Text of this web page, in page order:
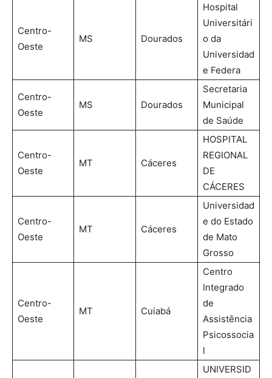
Centro-
Oeste
MS Dourados
Hospital
Universitári
o da
Universidad
e Federa
Centro-
Oeste
MS Dourados
Secretaria
Municipal
de Saúde
Centro-
Oeste
MT Cáceres
HOSPITAL
REGIONAL
DE
CÁCERES
Centro-
Oeste
MT Cáceres
Universidad
e do Estado
de Mato
Grosso
Centro-
Oeste
MT Cuiabá
Centro
Integrado
de
Assistência
Psicossocia
l
UNIVERSID